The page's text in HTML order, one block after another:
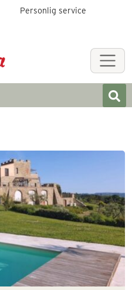
Personlig service